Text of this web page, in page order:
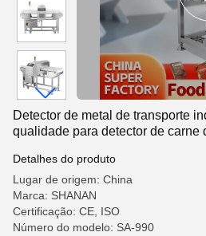
Detector de metal de transporte
qualidade para detector de carne
Detalhes do produto
Lugar de origem: China
Marca: SHANAN
Certificação: CE, ISO
Número do modelo: SA-990